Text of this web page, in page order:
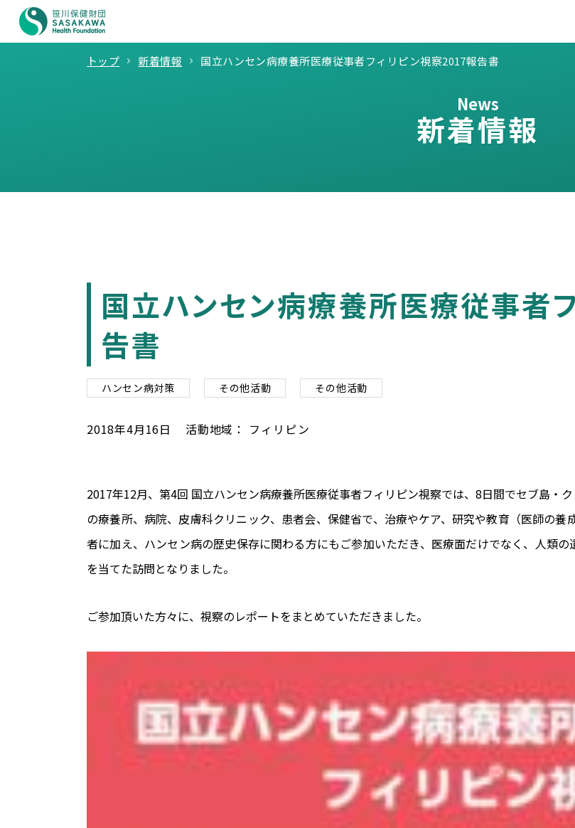
トップ 新着情報 国立ハンセン病療養所医療従事者フィリピン視察2017報告書
News
新着情報
国立ハンセン病療養所医療従事者
告書
ハンセン病対策 その他活動 その他活動
2018年4月16日 活動地域： フィリピン
2017年12月、第4回 国立ハンセン病療養所医療従事者フィリピン視察では、8日間でセブ島・
の療養所、病院、皮膚科クリニック、患者会、保健省で、治療やケア、研究や教育（医師の
者に加え、ハンセン病の歴史保存に関わる方にもご参加いただき、医療面だけでなく、人類
を当てた訪問となりました。
ご参加頂いた方々に、視察のレポートをまとめていただきました。